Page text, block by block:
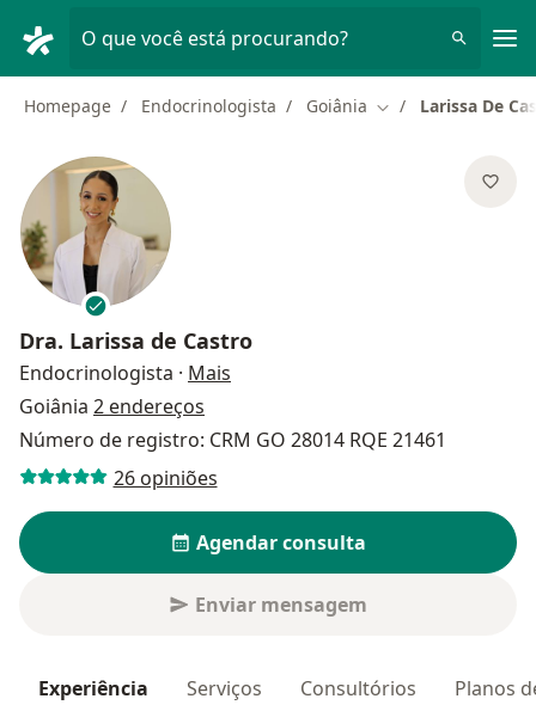
O que você está procurando?
Homepage Endocrinologista Goiânia Mudar de cidade
Larissa De
Dra. Larissa de Castro
Endocrinologista · Mais
Goiânia 2 endereços
Número de registro: CRM GO 28014 RQE 21461
26 opiniões
Agendar consulta
Enviar mensagem
Experiência Serviços Consultórios Planos